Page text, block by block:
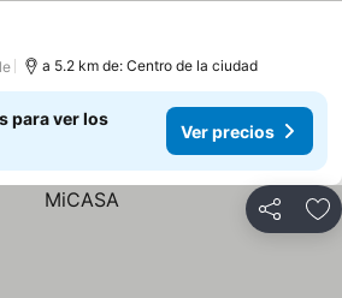
a 5.2 km de: Centro de la ciudad
para ver los
Ver precios
Compartir